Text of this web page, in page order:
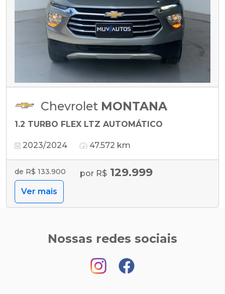
Chevrolet MONTANA
1.2 TURBO FLEX LTZ AUTOMÁTICO
2023/2024 47.572 km
de R$ 133.900 por R$ 129.999
Ver mais
Nossas redes sociais